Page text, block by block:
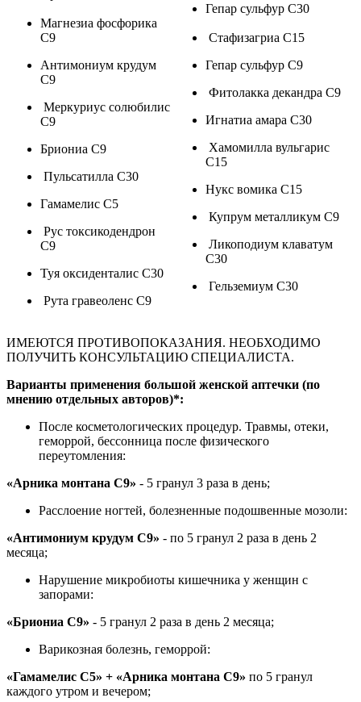
Магнезиа фосфорика
С9
Антимониум крудум
C9
Меркуриус солюбилис
С9
Бриониа С9
Пульсатилла С30
Гамамелис С5
Рус токсикодендрон
С9
Туя оксиденталис С30
Рута гравеоленс С9
Гепар сульфур С30
Стафизагриа С15
Гепар сульфур С9
Фитолакка декандра С9
Игнатиа амара С30
Хамомилла вульгарис
С15
Нукс вомика С15
Купрум металликум С9
Ликоподиум клаватум
С30
Гельземиум С30
ИМЕЮТСЯ ПРОТИВОПОКАЗАНИЯ. НЕОБХОДИМО
ПОЛУЧИТЬ КОНСУЛЬТАЦИЮ СПЕЦИАЛИСТА.
Варианты применения большой женской аптечки (по
мнению отдельных авторов)*:
После косметологических процедур. Травмы, отеки,
геморрой, бессонница после физического
переутомления:
«Арника монтана C9» - 5 гранул 3 раза в день;
Расслоение ногтей, болезненные подошвенные мозоли:
«Антимониум крудум C9» - по 5 гранул 2 раза в день 2
месяца;
Нарушение микробиоты кишечника у женщин с
запорами:
«Бриониа С9» - 5 гранул 2 раза в день 2 месяца;
Варикозная болезнь, геморрой:
«Гамамелис С5» + «Арника монтана С9» по 5 гранул
каждого утром и вечером;